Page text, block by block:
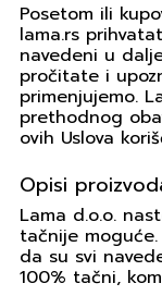
Posetom ili
lama.rs
navedeni u
pročitate i
primenjujemo.
prethodnog
ovih Uslova
Opisi
Lama d.o.o.
tačnije
da su svi
100% tačni,